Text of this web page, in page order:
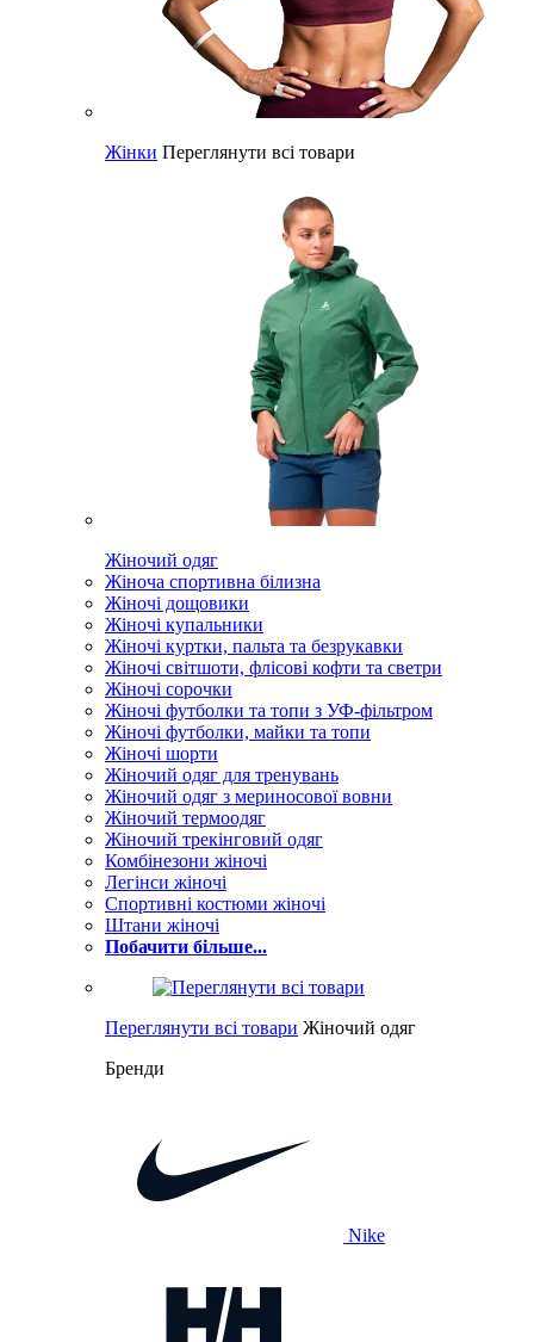
Жінки Переглянути всі товари
Жіночий одяг
Жіноча спортивна білизна
Жіночі дощовики
Жіночі купальники
Жіночі куртки, пальта та безрукавки
Жіночі світшоти, флісові кофти та светри
Жіночі сорочки
Жіночі футболки та топи з УФ-фільтром
Жіночі футболки, майки та топи
Жіночі шорти
Жіночий одяг для тренувань
Жіночий одяг з мериносової вовни
Жіночий термоодяг
Жіночий трекінговий одяг
Комбінезони жіночі
Легінси жіночі
Спортивні костюми жіночі
Штани жіночі
Побачити більше...
Переглянути всі товари Жіночий одяг
Бренди
Nike